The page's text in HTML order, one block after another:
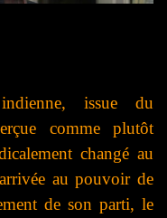
issue du
comme plutôt
changé au
au pouvoir de
de son parti, le